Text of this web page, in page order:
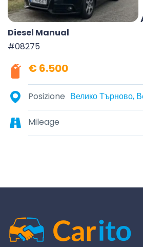
Diesel Manual
#08275
€ 6.500
Posizione
Mileage